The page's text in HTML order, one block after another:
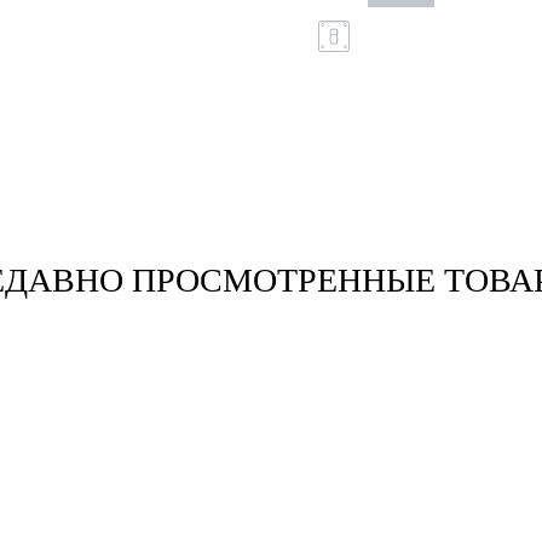
ПРОСМОТРЕННЫЕ